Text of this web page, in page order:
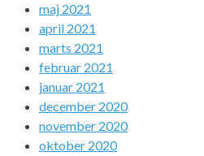
maj 2021
april 2021
marts 2021
februar 2021
januar 2021
december 2020
november 2020
oktober 2020